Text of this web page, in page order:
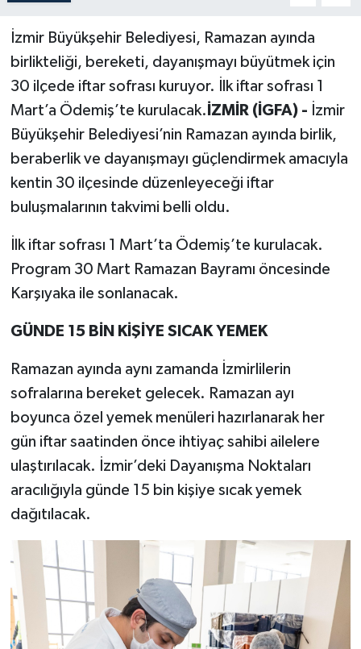
İzmir Büyükşehir Belediyesi, Ramazan ayında
birlikteliği, bereketi, dayanışmayı büyütmek için
30 ilçede iftar sofrası kuruyor. İlk iftar sofrası 1
Mart’a Ödemiş’te kurulacak. İZMİR (İGFA) - İzmir
Büyükşehir Belediyesi’nin Ramazan ayında birlik,
beraberlik ve dayanışmayı güçlendirmek amacıyla
kentin 30 ilçesinde düzenleyeceği iftar
buluşmalarının takvimi belli oldu.
İlk iftar sofrası 1 Mart’ta Ödemiş’te kurulacak.
Program 30 Mart Ramazan Bayramı öncesinde
Karşıyaka ile sonlanacak.
GÜNDE 15 BİN KİŞİYE SICAK YEMEK
Ramazan ayında aynı zamanda İzmirlilerin
sofralarına bereket gelecek. Ramazan ayı
boyunca özel yemek menüleri hazırlanarak her
gün iftar saatinden önce ihtiyaç sahibi ailelere
ulaştırılacak. İzmir’deki Dayanışma Noktaları
aracılığıyla günde 15 bin kişiye sıcak yemek
dağıtılacak.